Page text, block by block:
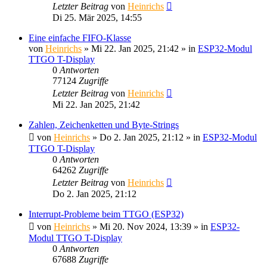
Letzter Beitrag von Heinrichs
Di 25. Mär 2025, 14:55
Eine einfache FIFO-Klasse
von Heinrichs » Mi 22. Jan 2025, 21:42 » in ESP32-Modul
TTGO T-Display
0 Antworten
77124 Zugriffe
Letzter Beitrag von Heinrichs
Mi 22. Jan 2025, 21:42
Zahlen, Zeichenketten und Byte-Strings
von Heinrichs » Do 2. Jan 2025, 21:12 » in ESP32-Modul
TTGO T-Display
0 Antworten
64262 Zugriffe
Letzter Beitrag von Heinrichs
Do 2. Jan 2025, 21:12
Interrupt-Probleme beim TTGO (ESP32)
von Heinrichs » Mi 20. Nov 2024, 13:39 » in ESP32-
Modul TTGO T-Display
0 Antworten
67688 Zugriffe